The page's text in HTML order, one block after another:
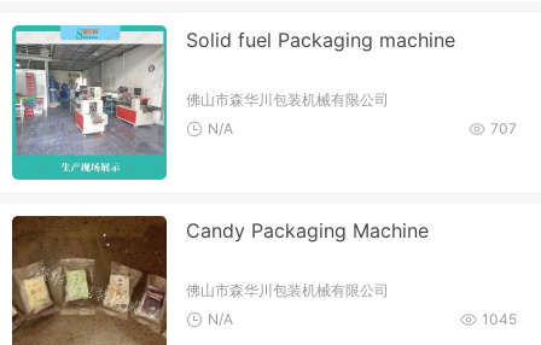
Solid fuel Packaging machine
佛山市森华川包装机械有限公司
707
N/A
Candy Packaging Machine
佛山市森华川包装机械有限公司
1045
N/A